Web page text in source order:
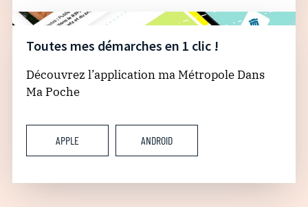
Toutes mes démarches en 1 clic !
Découvrez l’application ma Métropole Dans
Ma Poche
APPLE ANDROID